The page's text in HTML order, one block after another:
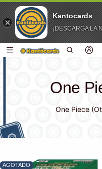
One
One Piece
AGOTADO
Kantocards
¡DESCARGA LA